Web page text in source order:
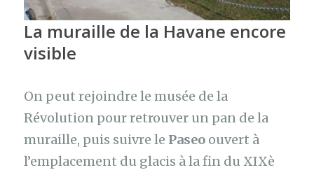
La muraille de la Havane encore
visible
On peut rejoindre le musée de la
Révolution pour retrouver un pan de la
muraille, puis suivre le Paseo ouvert à
l’emplacement du glacis à la fin du XIXè